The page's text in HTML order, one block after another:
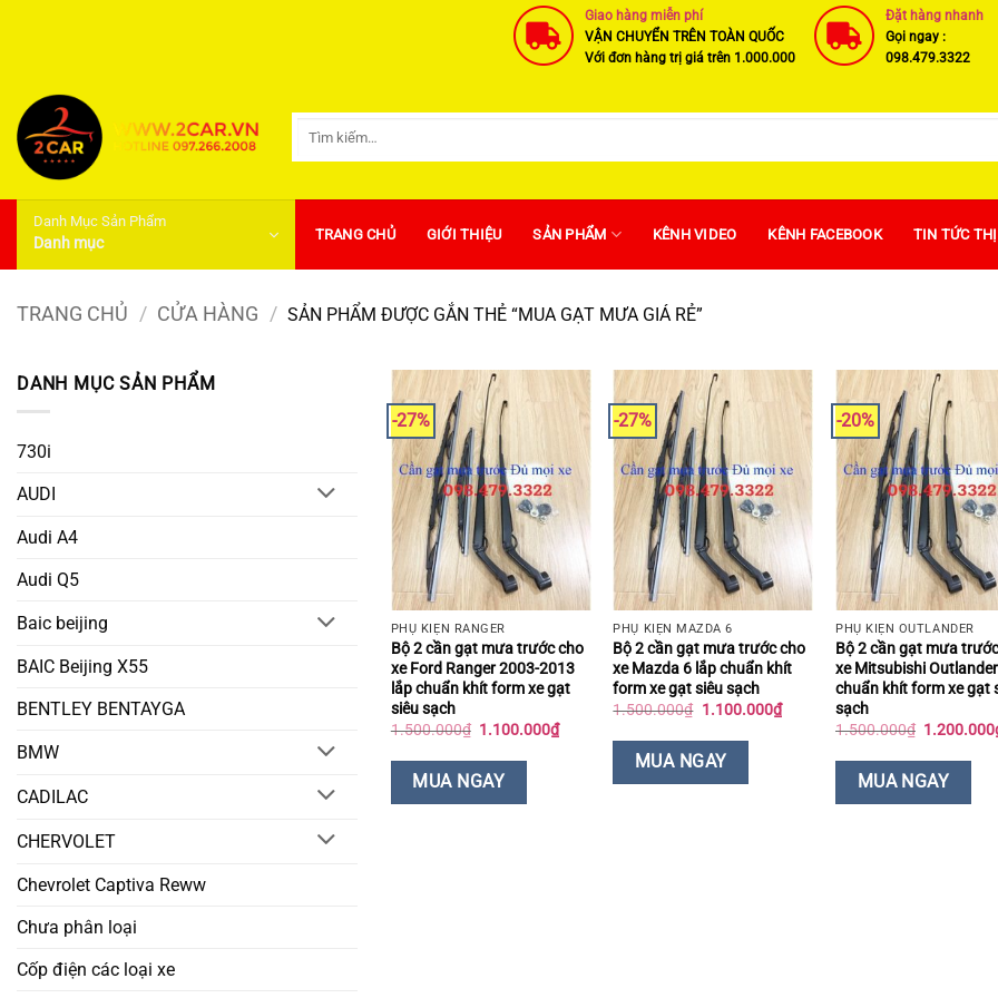
dung
Giao hàng miễn phí
VẬN CHUYỂN TRÊN TOÀN QUỐC
Với đơn hàng trị giá trên 1.000.000
Đặt hàng nhanh
Gọi ngay :
098.479.3322
Danh Mục Sản Phẩm
Danh mục TRANG CHỦ GIỚI THIỆU SẢN PHẨM KÊNH VIDEO KÊNH FACEBOOK TIN TỨC
TRANG CHỦ / CỬA HÀNG / SẢN PHẨM ĐƯỢC GẮN THẺ “MUA GẠT MƯA GIÁ RẺ”
DANH MỤC SẢN PHẨM
730i
AUDI
Audi A4
Audi Q5
Baic beijing
BAIC Beijing X55
BENTLEY BENTAYGA
BMW
CADILAC
CHERVOLET
Chevrolet Captiva Reww
Chưa phân loại
Cốp điện các loại xe
-27%
PHỤ KIỆN RANGER
Bộ 2 cần gạt mưa trước cho
xe Ford Ranger 2003-2013
lắp chuẩn khít form xe gạt
siêu sạch
1.500.000₫ Giá
là:
1.500.000₫.
1.100.000₫Giá
MUA NGAY
-27%
PHỤ KIỆN MAZDA 6
Bộ 2 cần gạt mưa trước cho
xe Mazda 6 lắp chuẩn khít
form xe gạt siêu sạch
1.500.000₫ Giá
là:
1.500.000₫.
1.100.000₫Giá
1.100.000₫.
MUA NGAY
-20%
PHỤ KIỆN OUTLANDER
Bộ 2 cần gạt mưa
xe Mitsubishi
chuẩn khít form xe gạt
sạch
1.500.000₫ Giá
là:
1.500.000₫.
1.200.000
MUA NGAY